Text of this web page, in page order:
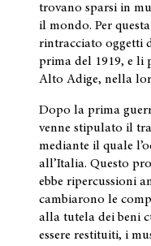
trovano sparsi in
il mondo. Per
rintracciato oggetti
prima del 1919, e li
Alto Adige, nella
Dopo la prima
venne stipulato il
mediante il quale
all’Italia. Questo
ebbe ripercussioni
cambiarono le
alla tutela dei beni
essere restituiti, i